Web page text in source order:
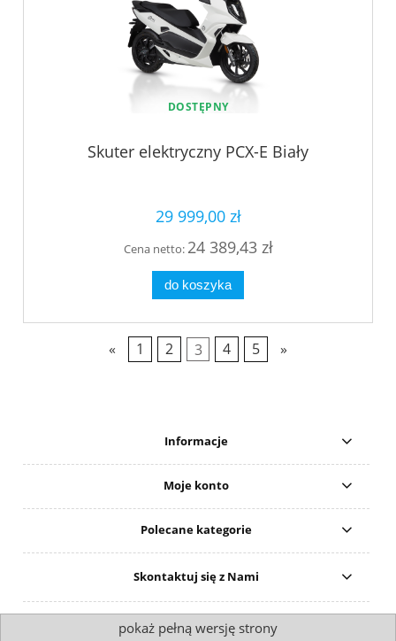
DOSTĘPNY
Skuter elektryczny PCX-E Biały
29 999,00 zł
Cena netto: 24 389,43 zł
do koszyka
« 1 2 3 4 5 »
Informacje
Moje konto
Polecane kategorie
Skontaktuj się z Nami
pokaż pełną wersję strony